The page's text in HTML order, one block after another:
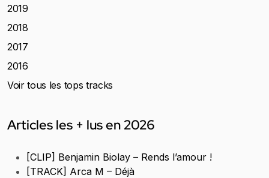
2019
2018
2017
2016
Voir tous les tops tracks
Articles les + lus en 2026
[CLIP] Benjamin Biolay – Rends l’amour !
[TRACK] Arca M – Déjà